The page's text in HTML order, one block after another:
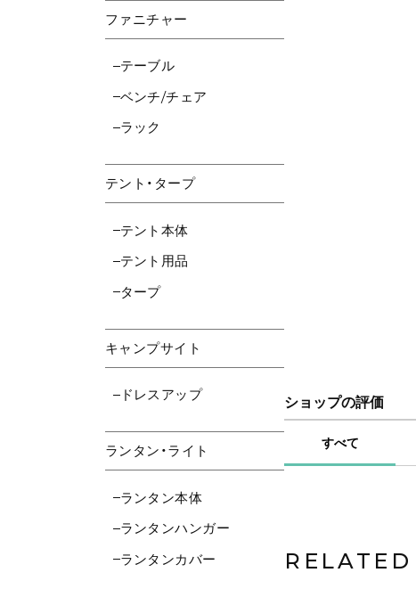
ファニチャー
テーブル
ベンチ/チェア
ラック
テント・タープ
テント本体
テント用品
タープ
キャンプサイト
ドレスアップ
ランタン・ライト
ランタン本体
ランタンハンガー
ランタンカバー
ショップの評価
すべて